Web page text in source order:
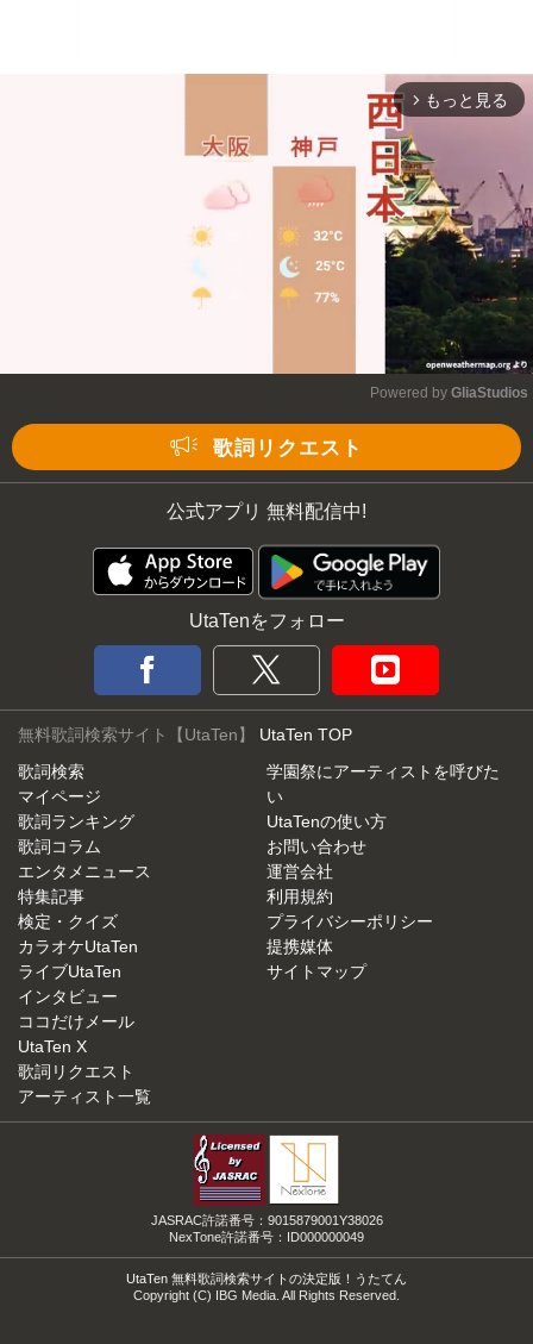
arrow_forward_ios もっと見る
Powered by GliaStudios
歌詞リクエスト
公式アプリ 無料配信中!
UtaTenをフォロー
無料歌詞検索サイト【UtaTen】 UtaTen TOP
歌詞検索
マイページ
歌詞ランキング
歌詞コラム
エンタメニュース
特集記事
検定・クイズ
カラオケUtaTen
ライブUtaTen
インタビュー
ココだけメール
UtaTen X
歌詞リクエスト
アーティスト一覧
学園祭にアーティストを呼びた
い
UtaTenの使い方
お問い合わせ
運営会社
利用規約
プライバシーポリシー
提携媒体
サイトマップ
JASRAC許諾番号：9015879001Y38026
NexTone許諾番号：ID000000049
UtaTen 無料歌詞検索サイトの決定版！うたてん
Copyright (C) IBG Media. All Rights Reserved.